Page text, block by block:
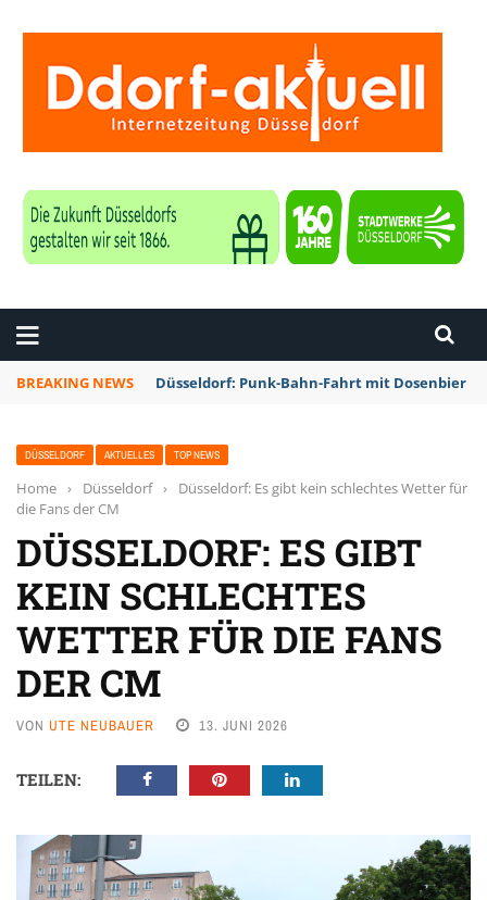
BREAKING NEWS Düsseldorf: Punk-Bahn-Fahrt mit Dosenbier
DÜSSELDORF AKTUELLES TOP NEWS
Home › Düsseldorf ›
Düsseldorf: Es gibt kein schlechtes Wetter für
die Fans der CM
DÜSSELDORF: ES GIBT
KEIN SCHLECHTES
WETTER FÜR DIE FANS
DER CM
VON UTE NEUBAUER 13. JUNI 2026
TEILEN: